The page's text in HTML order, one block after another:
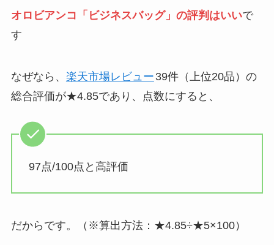
オロビアンコ「ビジネスバッグ」の評判はいいで
す
なぜなら、 楽天市場レビュー 39件（上位20品）の
総合評価が★4.85であり、点数にすると、
97点/100点と高評価
だからです。（※算出方法：★4.85÷★5×100）